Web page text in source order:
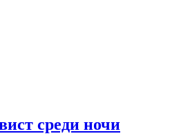
среди ночи